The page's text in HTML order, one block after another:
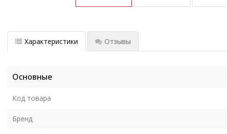
Характеристики Отзывы
Основные
Код товара
Бренд